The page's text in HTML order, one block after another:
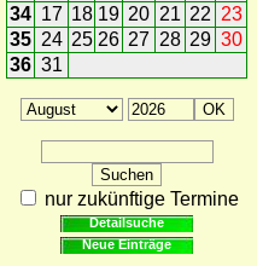
34 17 18 19 20 21 22 23
35 24 25 26 27 28 29 30
36 31
nur zukünftige Termine
Detailsuche
Neue Einträge